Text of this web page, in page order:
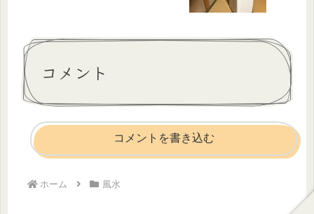
コメント
コメントを書き込む
ホーム 風水